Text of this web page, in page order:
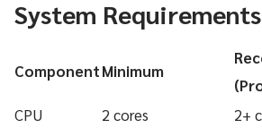
System Requirements
ComponentMinimum
CPU
2 cores
2+